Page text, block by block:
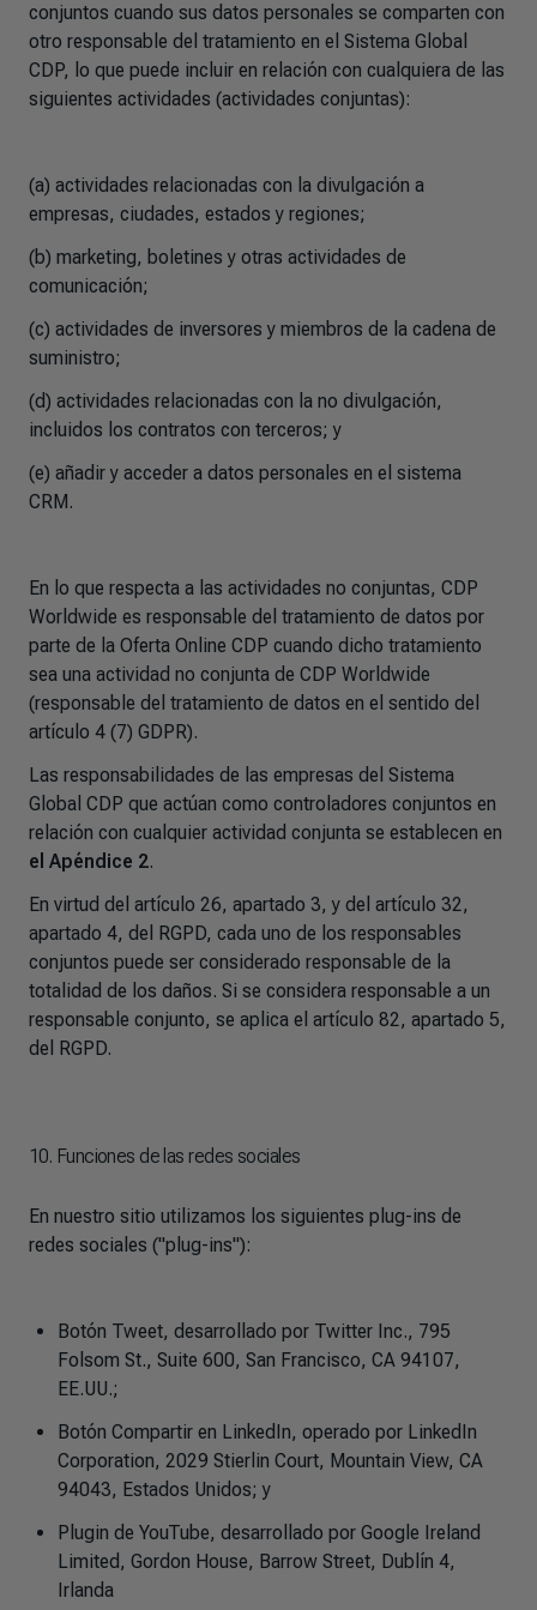
conjuntos cuando sus datos personales se comparten con
otro responsable del tratamiento en el Sistema Global
CDP, lo que puede incluir en relación con cualquiera de las
siguientes actividades (actividades conjuntas):
(a) actividades relacionadas con la divulgación a
empresas, ciudades, estados y regiones;
(b) marketing, boletines y otras actividades de
comunicación;
(c) actividades de inversores y miembros de la cadena de
suministro;
(d) actividades relacionadas con la no divulgación,
incluidos los contratos con terceros; y
(e) añadir y acceder a datos personales en el sistema
CRM.
En lo que respecta a las actividades no conjuntas, CDP
Worldwide es responsable del tratamiento de datos por
parte de la Oferta Online CDP cuando dicho tratamiento
sea una actividad no conjunta de CDP Worldwide
(responsable del tratamiento de datos en el sentido del
artículo 4 (7) GDPR).
Las responsabilidades de las empresas del Sistema
Global CDP que actúan como controladores conjuntos en
relación con cualquier actividad conjunta se establecen en
el Apéndice 2.
En virtud del artículo 26, apartado 3, y del artículo 32,
apartado 4, del RGPD, cada uno de los responsables
conjuntos puede ser considerado responsable de la
totalidad de los daños. Si se considera responsable a un
responsable conjunto, se aplica el artículo 82, apartado 5,
del RGPD.
10. Funciones de las redes sociales
En nuestro sitio utilizamos los siguientes plug-ins de
redes sociales ("plug-ins"):
Botón Tweet, desarrollado por Twitter Inc., 795
Folsom St., Suite 600, San Francisco, CA 94107,
EE.UU.;
Botón Compartir en LinkedIn, operado por LinkedIn
Corporation, 2029 Stierlin Court, Mountain View, CA
94043, Estados Unidos; y
Plugin de YouTube, desarrollado por Google Ireland
Limited, Gordon House, Barrow Street, Dublín 4,
Irlanda